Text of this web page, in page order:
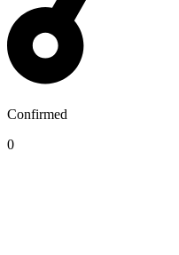
Confirmed
0